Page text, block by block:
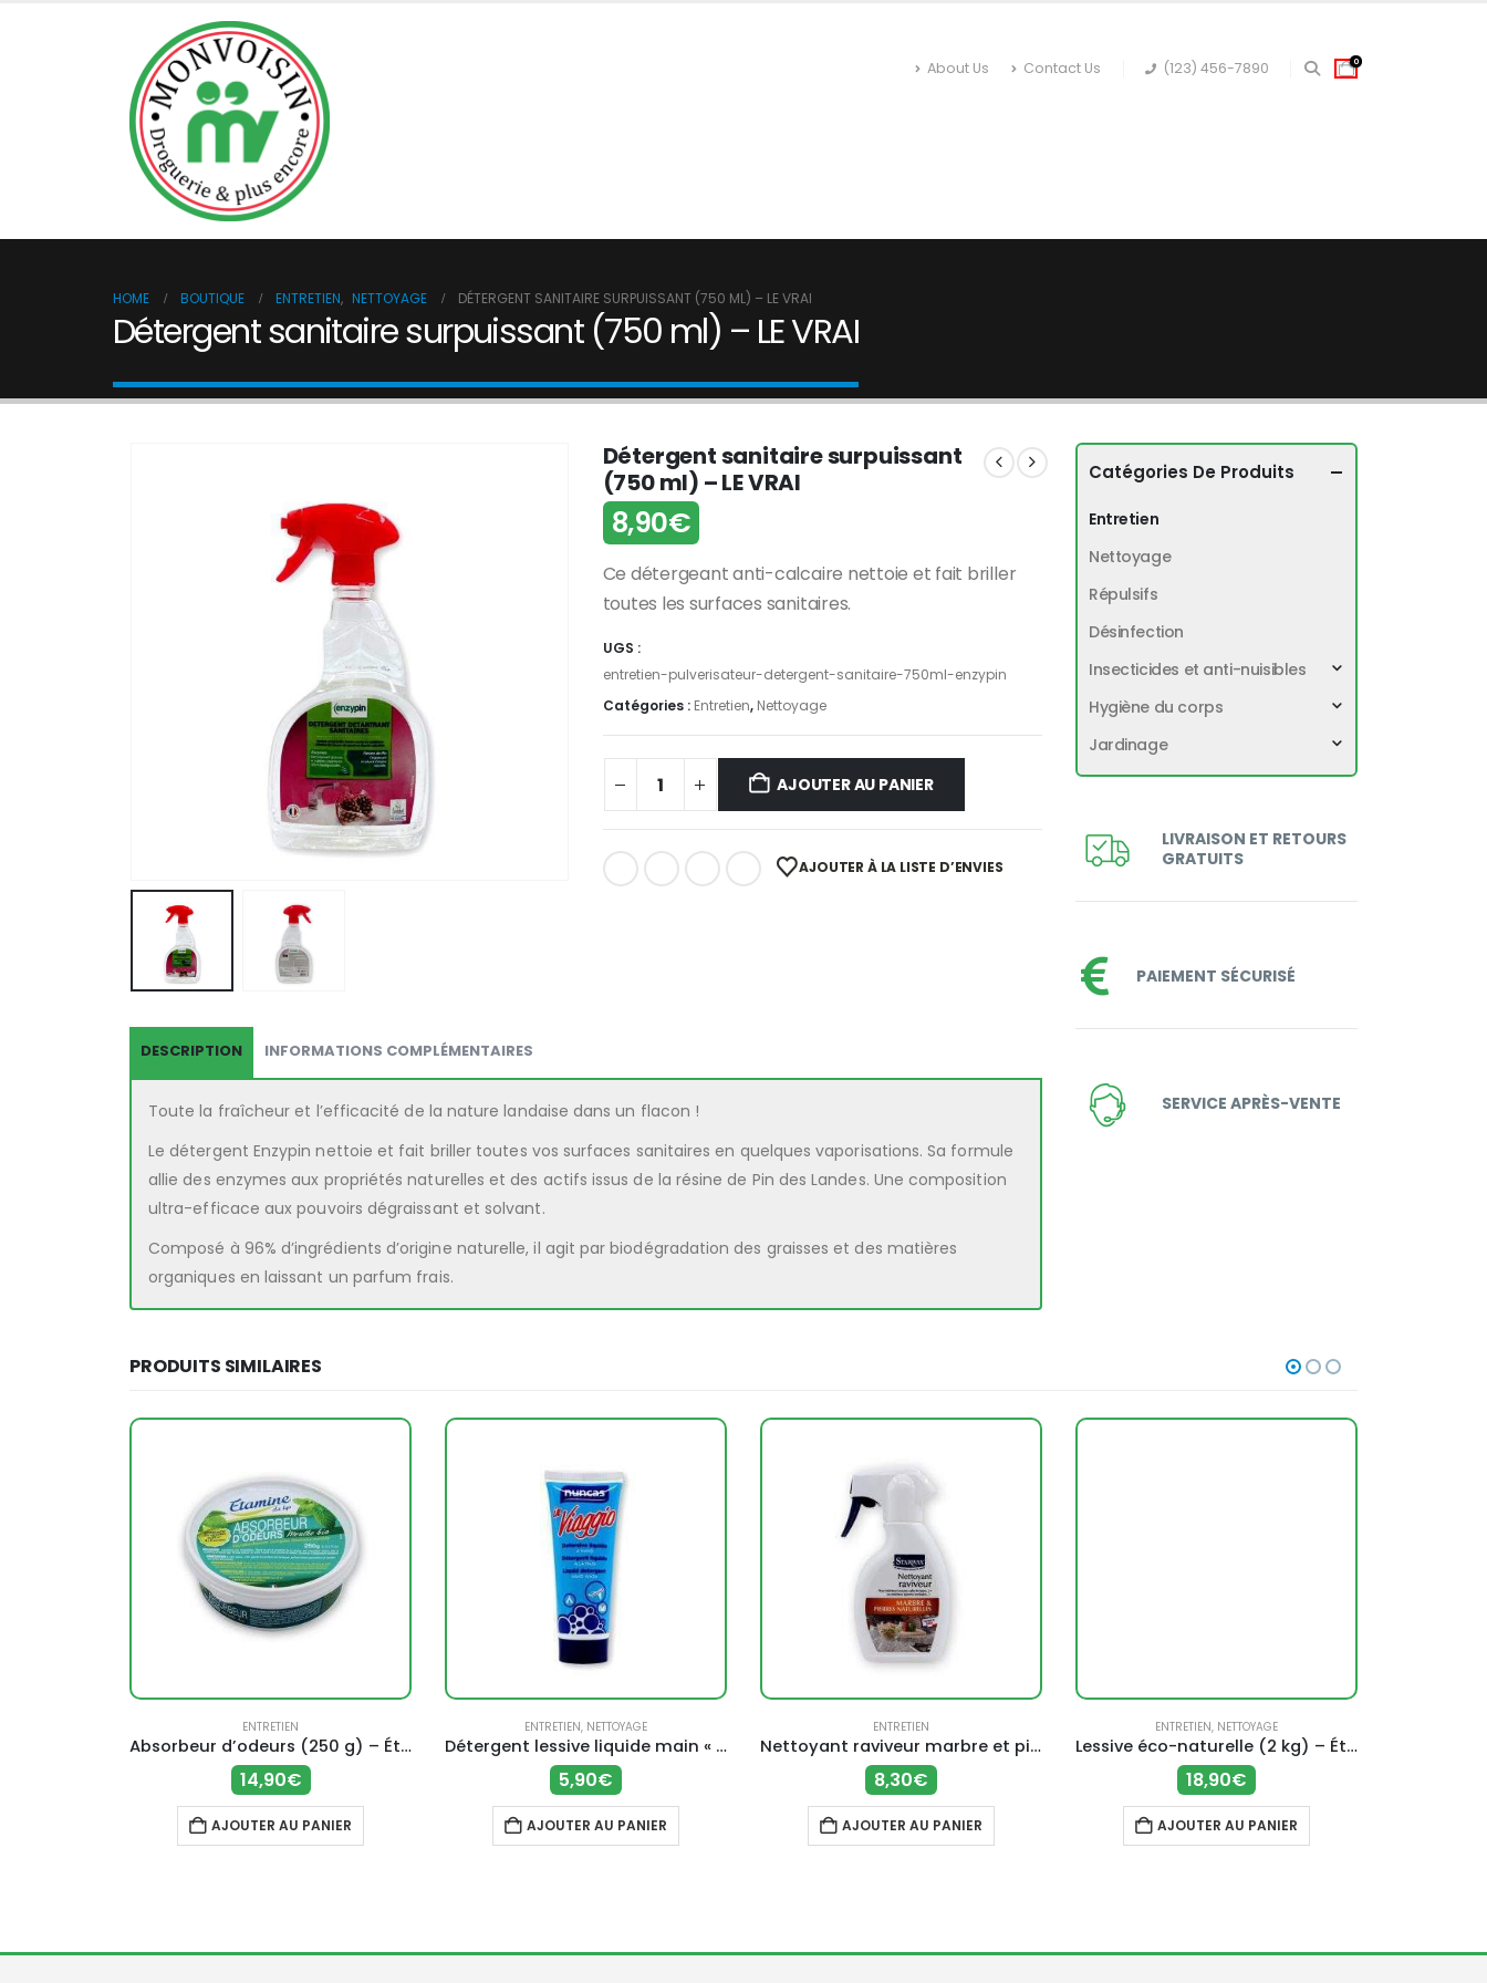
About Us Contact Us (123) 456-7890 0
HOME BOUTIQUE ENTRETIEN, NETTOYAGE DÉTERGENT SANITAIRE SURPUISSANT (750 ML) – LE VRAI
Détergent sanitaire surpuissant (750 ml) – LE VRAI
Détergent sanitaire surpuissant
(750 ml) – LE VRAI
8,90€
Ce détergeant anti-calcaire nettoie et fait briller
toutes les surfaces sanitaires.
UGS :
entretien-pulverisateur-detergent-sanitaire-750ml-enzypin
Catégories : Entretien, Nettoyage
AJOUTER AU PANIER
AJOUTER À LA LISTE D’ENVIES
DESCRIPTION INFORMATIONS COMPLÉMENTAIRES
Toute la fraîcheur et l’efficacité de la nature landaise dans un flacon !
Le détergent Enzypin nettoie et fait briller toutes vos surfaces sanitaires en quelques vaporisations. Sa formule
allie des enzymes aux propriétés naturelles et des actifs issus de la résine de Pin des Landes. Une composition
ultra-efficace aux pouvoirs dégraissant et solvant.
Composé à 96% d’ingrédients d’origine naturelle, il agit par biodégradation des graisses et des matières
organiques en laissant un parfum frais.
Catégories De Produits
Entretien
Nettoyage
Répulsifs
Désinfection
Insecticides et anti-nuisibles
Hygiène du corps
Jardinage
LIVRAISON ET RETOURS
GRATUITS
PAIEMENT SÉCURISÉ
SERVICE APRÈS-VENTE
PRODUITS SIMILAIRES
ENTRETIEN
Absorbeur d’odeurs (250 g) – Étamine du lys
14,90€
AJOUTER AU PANIER
ENTRETIEN, NETTOYAGE
Détergent lessive liquide main « In Viaggio » (100 ml) – Nuncas
5,90€
AJOUTER AU PANIER
ENTRETIEN
Nettoyant raviveur marbre et pierres naturelles (250 ml) – Starwax
8,30€
AJOUTER AU PANIER
ENTRETIEN, NETTOYAGE
Lessive éco-naturelle (2 kg) – Étamine du lys
18,90€
AJOUTER AU PANIER